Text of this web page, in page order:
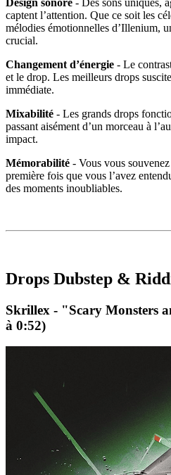
captent l’attention. Que ce soit les
mélodies émotionnelles d’Illenium,
crucial.
Changement d’énergie - Le
et le drop. Les meilleurs drops
immédiate.
Mixabilité - Les grands drops
passant aisément d’un morceau à
impact.
Mémorabilité - Vous vous
première fois que vous l’avez
des moments inoubliables.
Drops Dubstep &
Skrillex - "Scary Monsters
à 0:52)